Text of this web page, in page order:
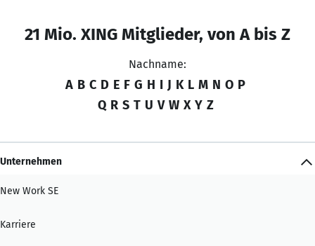
21 Mio. XING Mitglieder, von A bis Z
Nachname:
A B C D E F G H I J K L M N O P
Q R S T U V W X Y Z
Unternehmen
New Work SE
Karriere